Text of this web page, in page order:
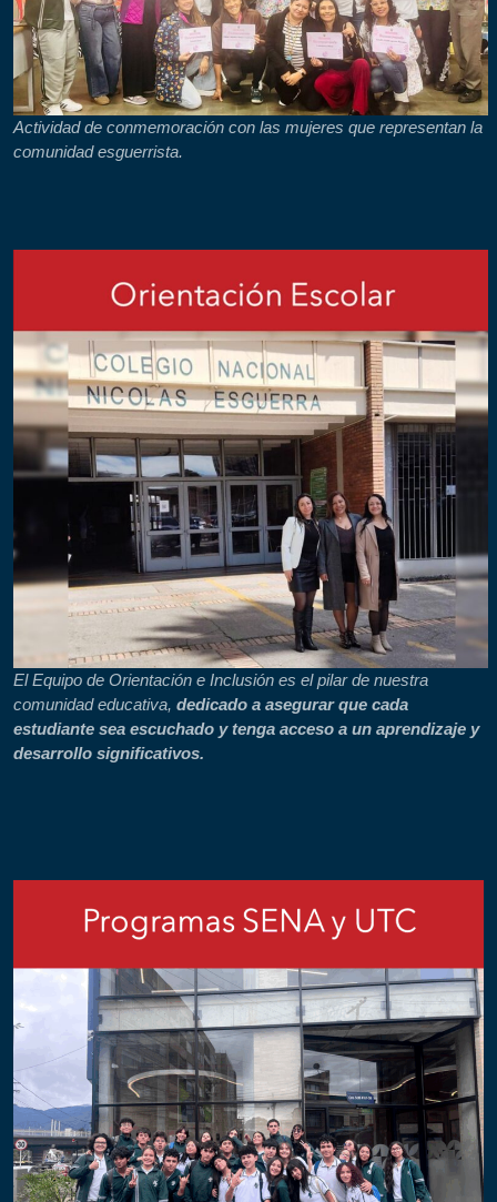
Actividad de conmemoración con las mujeres que representan la
comunidad esguerrista.
El Equipo de Orientación e Inclusión es el pilar de nuestra
comunidad educativa, dedicado a asegurar que cada
estudiante sea escuchado y tenga acceso a un aprendizaje y
desarrollo significativos.